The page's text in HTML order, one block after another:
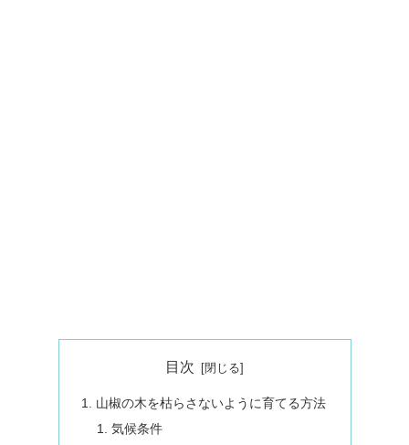
目次
山椒の木を枯らさないように育てる方法
気候条件